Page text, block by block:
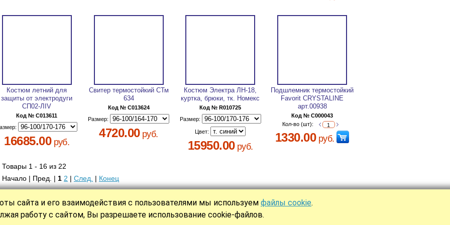
Костюм летний для
защиты от электродуги
СП02-ЛIV
Код № C013611
16685.00руб.
Свитер термостойкий СТм
634
Код № C013624
Размер:
4720.00руб.
Костюм Электра ЛН-18,
куртка, брюки, тк. Номекс
Код № R010725
Размер:
Цвет:
15950.00руб.
Подшлемник термостойкий
Favorit CRYSTALINE
арт.00938
Код № C000043
Кол-во (шт):
1330.00руб.
Товары 1 - 16 из 22
Начало | Пред. | 1 2 | След. | Конец
сайта и его взаимодействия с пользователями мы используем файлы cookie.
работу с сайтом, Вы разрешаете использование cookie-файлов.
| СТАТЬИ | НОВОСТИ | О НАС | ОПЛАТА | КОНТАКТЫ